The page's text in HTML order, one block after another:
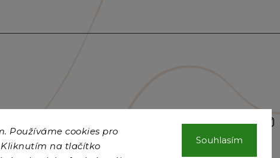
Používáme cookies pro
na tlačítko
Souhlasím